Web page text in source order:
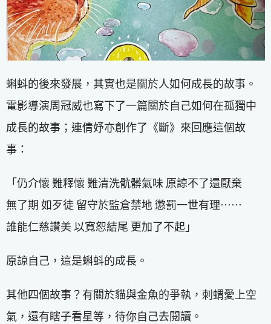
蝌蚪的後來發展，其實也是關於人如何成長的故事。
電影導演周冠威也寫下了一篇關於自己如何在孤獨中
成長的故事；連倩妤亦創作了《斷》來回應這個故
事：
「仍介懷 難釋懷 難清洗骯髒氣味 原諒不了還厭棄
無了期 如歹徒 留守於監倉禁地 懲罰一世有理⋯⋯
誰能仁慈讚美 以寬恕結尾 更加了不起」
原諒自己，這是蝌蚪的成長。
其他四個故事？有關於貓與金魚的爭執，刺蝟愛上空
氣，還有瞎子看星等，待你自己去閱讀。